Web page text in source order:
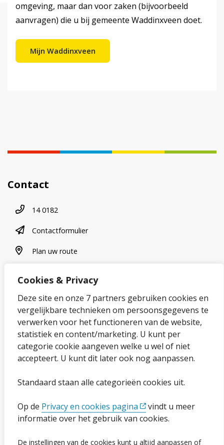
Cookies & Privacy
Deze site en onze 7 partners gebruiken cookies en
vergelijkbare technieken om persoonsgegevens te
verwerken voor het functioneren van de website,
statistiek en content/marketing. U kunt per
categorie cookie aangeven welke u wel of niet
accepteert. U kunt dit later ook nog aanpassen.
Standaard staan alle categorieën cookies uit.
Op de Privacy en cookies pagina
vindt u meer
informatie over het gebruik van cookies.
De instellingen van de cookies kunt u altijd aanpassen of
omgeving, maar dan voor zaken (bijvoorbeeld
aanvragen) die u bij gemeente Waddinxveen doet.
Mijn Waddinxveen
Contact
Telefoonnummer
14 0182
contactformulier
Contactformulier
plan uw route
Plan uw route
Over onze website
Sitemap
Privacybeleid en cookies
Cookies wijzigen
Ga naar de pagina